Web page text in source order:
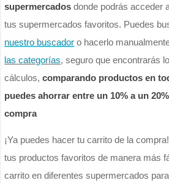
supermercados donde podrás acceder
tus supermercados favoritos. Puedes
nuestro buscador o hacerlo
las categorías, seguro que encontrarás
cálculos,comparando productos en
puedes ahorrar entre un 10% a un
compra
¡Ya puedes hacer tu carrito de la
tus productos favoritos de manera más
carrito en diferentes supermercados